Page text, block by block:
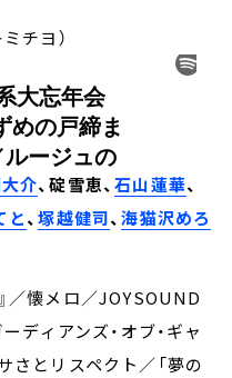
ミチヨ）
介、碇雪恵、石山蓮華、
と、塚越健司、海猫沢めろ
／懐メロ／JOYSOUND
ディアンズ・オブ・ギャ
さとリスペクト／「夢の